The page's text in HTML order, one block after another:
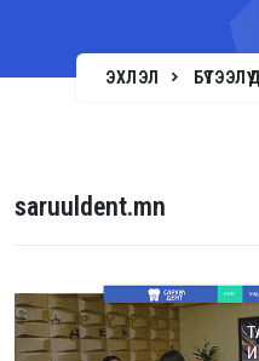
ЭХЛЭЛ БҮТЭЭЛҮҮД
saruuldent.mn